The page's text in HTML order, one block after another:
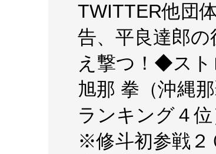
TWITTER他団
告、平良達郎
え撃つ！◆スト
旭那 拳（沖縄
ランキング４位
※修斗初参戦２